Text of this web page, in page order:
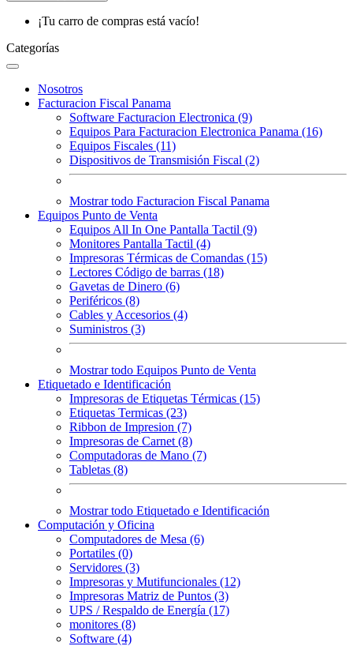
¡Tu carro de compras está vacío!
Categorías
Nosotros
Facturacion Fiscal Panama
Software Facturacion Electronica (9)
Equipos Para Facturacion Electronica Panama (16)
Equipos Fiscales (11)
Dispositivos de Transmisión Fiscal (2)
Mostrar todo Facturacion Fiscal Panama
Equipos Punto de Venta
Equipos All In One Pantalla Tactil (9)
Monitores Pantalla Tactil (4)
Impresoras Térmicas de Comandas (15)
Lectores Código de barras (18)
Gavetas de Dinero (6)
Periféricos (8)
Cables y Accesorios (4)
Suministros (3)
Mostrar todo Equipos Punto de Venta
Etiquetado e Identificación
Impresoras de Etiquetas Térmicas (15)
Etiquetas Termicas (23)
Ribbon de Impresion (7)
Impresoras de Carnet (8)
Computadoras de Mano (7)
Tabletas (8)
Mostrar todo Etiquetado e Identificación
Computación y Oficina
Computadores de Mesa (6)
Portatiles (0)
Servidores (3)
Impresoras y Mutifuncionales (12)
Impresoras Matriz de Puntos (3)
UPS / Respaldo de Energía (17)
monitores (8)
Software (4)